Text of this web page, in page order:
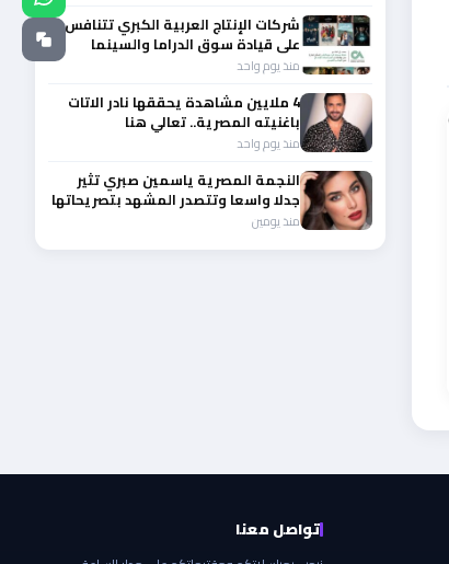
شركات الإنتاج العربية الكبري تتنافس
على قيادة سوق الدراما والسينما
والصباح في مقدمة المشهد الإقليمي
منذ يوم واحد
4 ملايين مشاهدة يحققها نادر الاتات
باغنيته المصرية.. تعالي هنا
منذ يوم واحد
النجمة المصرية ياسمين صبري تثير
جدلا واسعا وتتصدر المشهد بتصريحاتها
الأخيرة
منذ يومين
تواصل معنا